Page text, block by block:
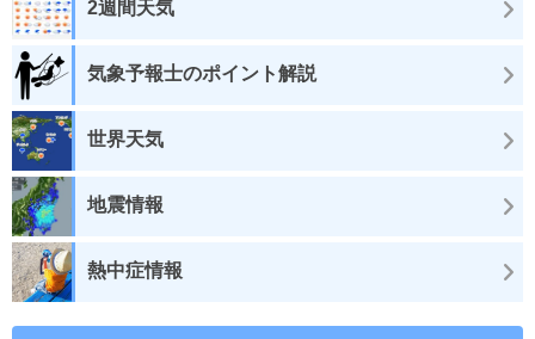
2週間天気
気象予報士のポイント解説
世界天気
地震情報
熱中症情報